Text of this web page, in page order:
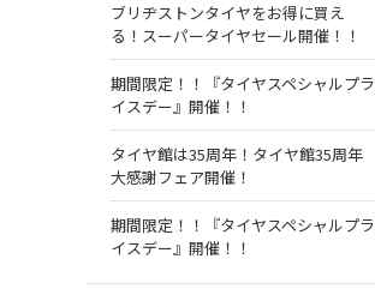
ブリヂストンタイヤをお得に買え
る！スーパータイヤセール開催！！
期間限定！！『タイヤスペシャルプラ
イスデー』開催！！
タイヤ館は35周年！タイヤ館35周年
大感謝フェア開催！
期間限定！！『タイヤスペシャルプラ
イスデー』開催！！